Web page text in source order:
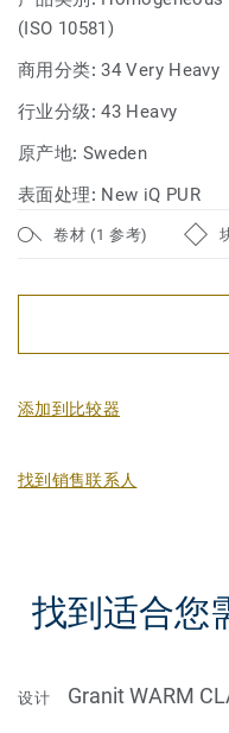
(ISO 10581)
商用分类:34 Very Heavy
行业分级:43 Heavy
原产地: Sweden
表面处理: New iQ PUR
卷材 (1 参考)
添加到比较器
找到销售联系人
找到适合您
设计 Granit WARM